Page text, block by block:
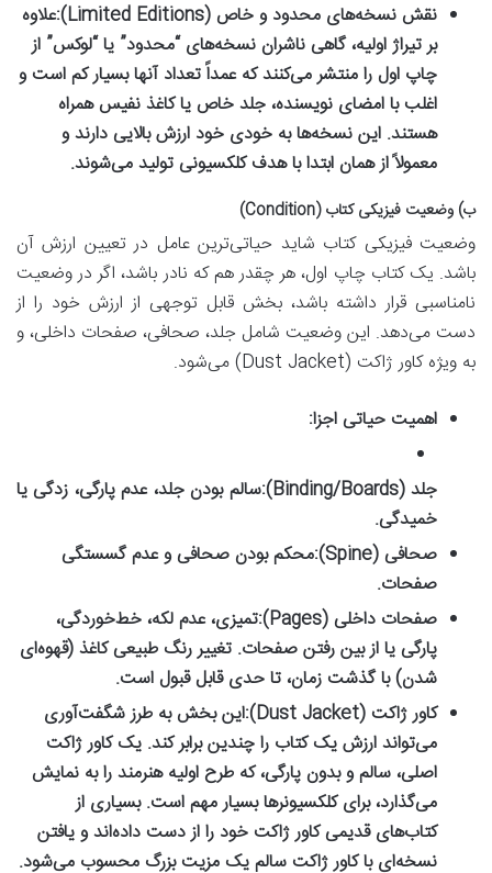
نقش نسخه‌های محدود و خاص (Limited Editions):
علاوه
بر تیراژ اولیه، گاهی ناشران نسخه‌های “محدود” یا “لوکس” از
چاپ اول را منتشر می‌کنند که عمداً تعداد آنها بسیار کم است و
اغلب با امضای نویسنده، جلد خاص یا کاغذ نفیس همراه
هستند. این نسخه‌ها به خودی خود ارزش بالایی دارند و
معمولاً از همان ابتدا با هدف کلکسیونی تولید می‌شوند.
ب) وضعیت فیزیکی کتاب (Condition)
وضعیت فیزیکی کتاب شاید حیاتی‌ترین عامل در تعیین ارزش آن
باشد. یک کتاب چاپ اول، هر چقدر هم که نادر باشد، اگر در وضعیت
نامناسبی قرار داشته باشد، بخش قابل توجهی از ارزش خود را از
دست می‌دهد. این وضعیت شامل جلد، صحافی، صفحات داخلی، و
به ویژه کاور ژاکت (Dust Jacket) می‌شود.
اهمیت حیاتی اجزا:
جلد (Binding/Boards):
سالم بودن جلد، عدم پارگی، زدگی یا
خمیدگی.
صحافی (Spine):
محکم بودن صحافی و عدم گسستگی
صفحات.
صفحات داخلی (Pages):
تمیزی، عدم لکه، خط‌خوردگی،
پارگی یا از بین رفتن صفحات. تغییر رنگ طبیعی کاغذ (قهوه‌ای
شدن) با گذشت زمان، تا حدی قابل قبول است.
کاور ژاکت (Dust Jacket):
این بخش به طرز شگفت‌آوری
می‌تواند ارزش یک کتاب را چندین برابر کند. یک کاور ژاکت
اصلی، سالم و بدون پارگی، که طرح اولیه هنرمند را به نمایش
می‌گذارد، برای کلکسیونرها بسیار مهم است. بسیاری از
کتاب‌های قدیمی کاور ژاکت خود را از دست داده‌اند و یافتن
نسخه‌ای با کاور ژاکت سالم یک مزیت بزرگ محسوب می‌شود.